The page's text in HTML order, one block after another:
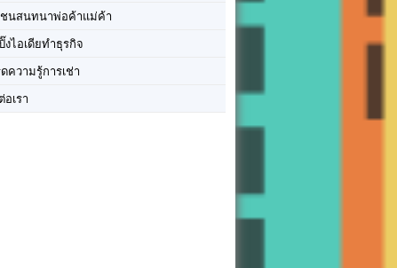
นสนทนาพ่อค้าแม่ค้า
งไอเดียทำธุรกิจ
ดความรู้การเช่า
อเรา